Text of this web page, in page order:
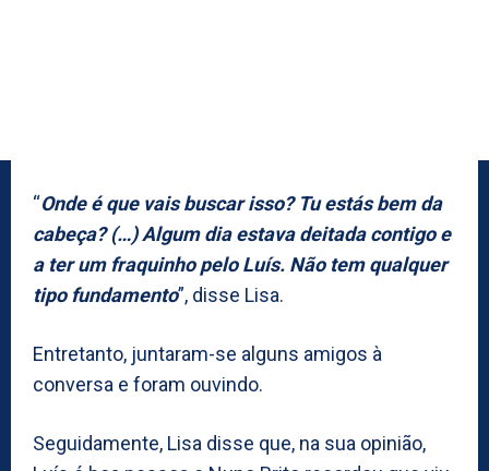
“Onde é que vais buscar isso? Tu estás bem da
cabeça? (…) Algum dia estava deitada contigo e
a ter um fraquinho pelo Luís. Não tem qualquer
tipo fundamento”, disse Lisa.
Entretanto, juntaram-se alguns amigos à
conversa e foram ouvindo.
Seguidamente, Lisa disse que, na sua opinião,